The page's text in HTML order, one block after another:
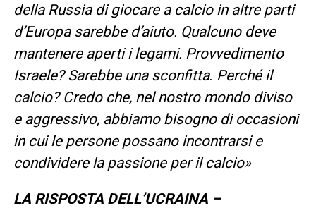
della Russia di giocare a calcio in altre parti
d’Europa sarebbe d’aiuto. Qualcuno deve
mantenere aperti i legami. Provvedimento
Israele?Sarebbe una sconfitta. Perché il
calcio? Credo che, nel nostro mondo diviso
e aggressivo, abbiamo bisogno di occasioni
in cui le persone possano incontrarsi e
condividere la passione per il calcio»
LA RISPOSTA DELL’UCRAINA –